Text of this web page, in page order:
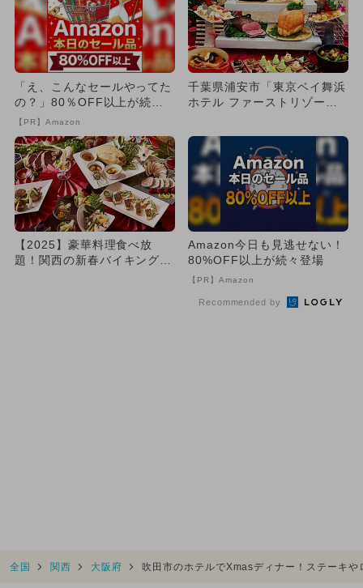
「え、こんなセールやってた
の？」80％OFF以上が続々
登場！Amazonの本気が...
【PR】Amazon
千葉県浦安市「東京ベイ舞浜
ホテル ファーストリゾー
【2025】豪華料理食べ放
題！関西の新春バイキング・
Amazon今日も見逃せない！
80%OFF以上が続々登場
【PR】Amazon
Recommended by
全国 関西 大阪府 吹田市のホテルでXmasディナー！ステーキ